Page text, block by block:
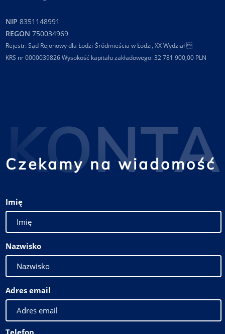
NIP 8351148991
REGON 750034969
Rejestr: Sąd Rejonowy dla Łodzi-Śródmieścia w Łodzi, XX Wydział 
KRS nr 0000039826 Wysokość kapitału zakładowego: 32 781 900,00 PLN
Czekamy na wiadomość
Imię
Nazwisko
Adres email
Telefon